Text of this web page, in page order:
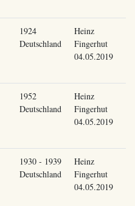
1924
Deutschland
Heinz
Fingerhut
04.05.2019
1952
Deutschland
Heinz
Fingerhut
04.05.2019
1930 - 1939
Deutschland
Heinz
Fingerhut
04.05.2019